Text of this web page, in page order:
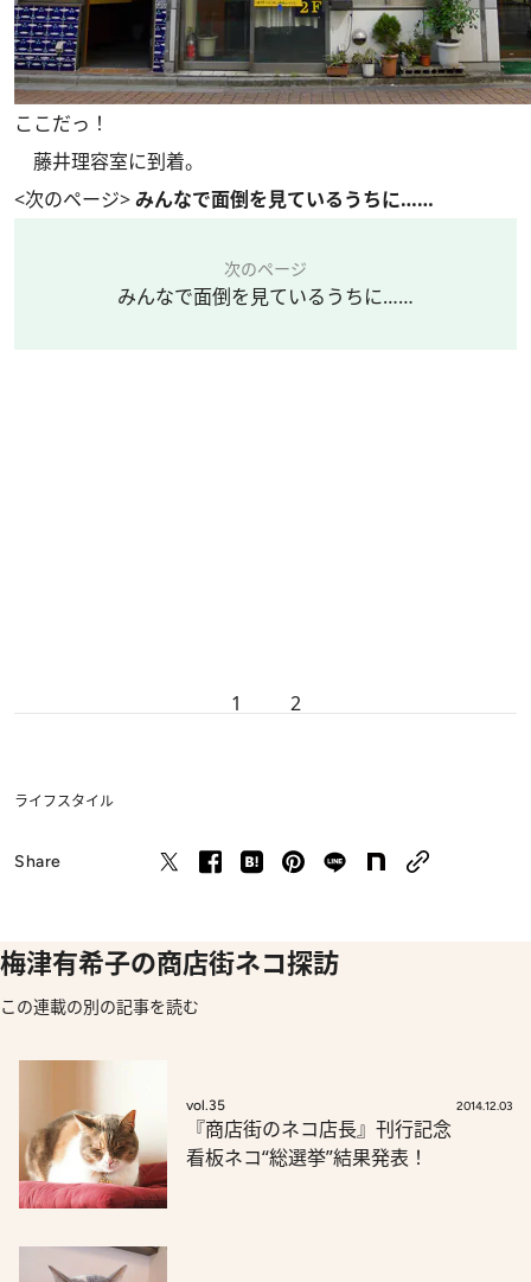
ここだっ！
藤井理容室に到着。
<次のページ>みんなで面倒を見ているうちに……
次のページ
みんなで面倒を見ているうちに……
1 2
ライフスタイル
Share
梅津有希子の商店街ネコ探訪
この連載の別の記事を読む
vol.35 2014.12.03
『商店街のネコ店長』刊行記念
看板ネコ“総選挙”結果発表！